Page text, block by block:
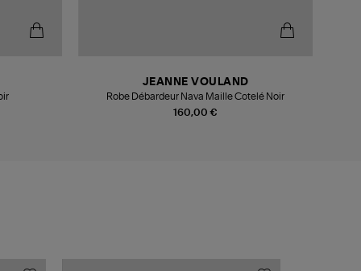
160,00 €
JEANNE VOULAND
Robe Débardeur Nava Maille Cotelé Noir